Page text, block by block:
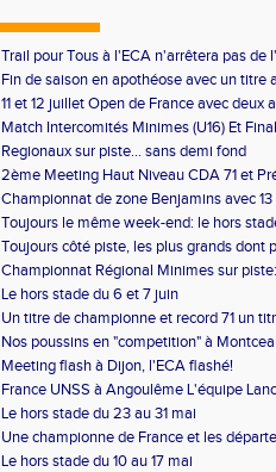
Trail pour Tous à l'ECA n'arrêtera pas de
Fin de saison en apothéose avec un titre
saison
11 et 12 juillet Open de France avec deux
Match Intercomités Minimes (U16) Et
Benjamin(e)s (U14) à Besançon de haut
Regionaux sur piste... sans demi fond
2ème Meeting Haut Niveau CDA 71 et
Chalon
Championnat de zone Benjamins avec
Pontoise et Macon
Toujours le même week-end: le hors
Toujours côté piste, les plus grands dont
Master et 20 ème perf française au triple
Championnat Régional Minimes sur
personnels
Le hors stade du 6 et 7 juin
Un titre de championne et record 71 un
l'ECAlité aux Regionaux d'Epreuves
Nos poussins en "competition" à
Meeting flash à Dijon, l'ECA flashé!
France UNSS à Angoulême L'équipe
podium
Le hors stade du 23 au 31 mai
Une championne de France et les
Le hors stade du 10 au 17 mai